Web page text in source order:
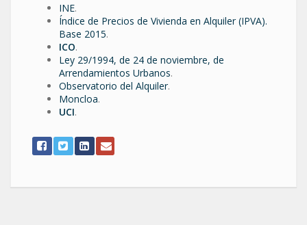
INE.
Índice de Precios de Vivienda en Alquiler (IPVA).
Base 2015.
ICO.
Ley 29/1994, de 24 de noviembre, de
Arrendamientos Urbanos.
Observatorio del Alquiler.
Moncloa.
UCI.